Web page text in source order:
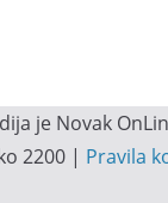
je Novak
2200 | Pravila